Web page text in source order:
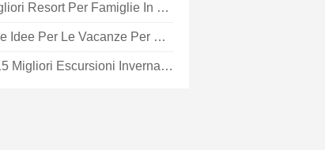
I Migliori Resort Per Famiglie In Messico E Caraibi
Nove Idee Per Le Vacanze Per Gli Amanti Della Vita All'aria Aperta
Le 15 Migliori Escursioni Invernali In Virginia